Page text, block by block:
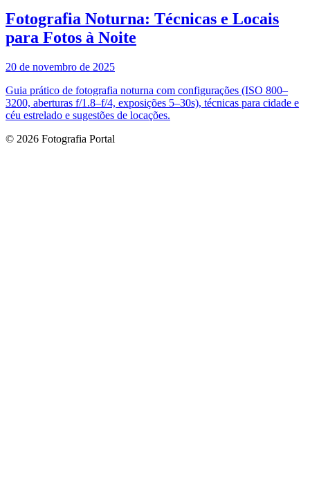
Fotografia Noturna: Técnicas e Locais
para Fotos à Noite
20 de novembro de 2025
Guia prático de fotografia noturna com configurações (ISO 800–
3200, aberturas f/1.8–f/4, exposições 5–30s), técnicas para cidade e
céu estrelado e sugestões de locações.
© 2026 Fotografia Portal